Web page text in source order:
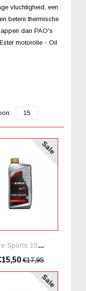
vluchtigheid, een
betere thermische
dan PAO's
motorolie - Oil
15
Sale
Pure-Sports 10W60 Ester
€17,95
Sale